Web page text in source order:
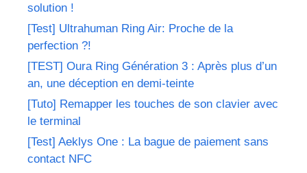
solution !
[Test] Ultrahuman Ring Air: Proche de la
perfection ?!
[TEST] Oura Ring Génération 3 : Après plus d’un
an, une déception en demi-teinte
[Tuto] Remapper les touches de son clavier avec
le terminal
[Test] Aeklys One : La bague de paiement sans
contact NFC